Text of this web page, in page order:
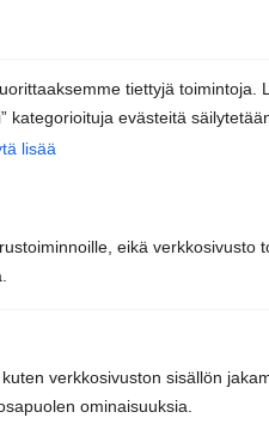
tiettyjä toimintoja.
kategorioituja evästeitä
lisää
eikä verkkosivusto
verkkosivuston sisällön
ominaisuuksia.